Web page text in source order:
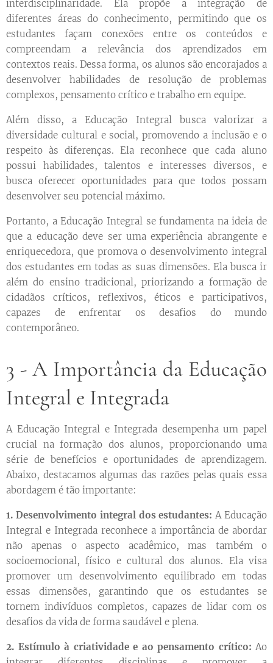
interdisciplinaridade. Ela propõe a integração de
diferentes áreas do conhecimento, permitindo que os
estudantes façam conexões entre os conteúdos e
compreendam a relevância dos aprendizados em
contextos reais. Dessa forma, os alunos são encorajados a
desenvolver habilidades de resolução de problemas
complexos, pensamento crítico e trabalho em equipe.
Além disso, a Educação Integral busca valorizar a
diversidade cultural e social, promovendo a inclusão e o
respeito às diferenças. Ela reconhece que cada aluno
possui habilidades, talentos e interesses diversos, e
busca oferecer oportunidades para que todos possam
desenvolver seu potencial máximo.
Portanto, a Educação Integral se fundamenta na ideia de
que a educação deve ser uma experiência abrangente e
enriquecedora, que promova o desenvolvimento integral
dos estudantes em todas as suas dimensões. Ela busca ir
além do ensino tradicional, priorizando a formação de
cidadãos críticos, reflexivos, éticos e participativos,
capazes de enfrentar os desafios do mundo
contemporâneo.
3 - A Importância da Educação
Integral e Integrada
A Educação Integral e Integrada desempenha um papel
crucial na formação dos alunos, proporcionando uma
série de benefícios e oportunidades de aprendizagem.
Abaixo, destacamos algumas das razões pelas quais essa
abordagem é tão importante:
1. Desenvolvimento integral dos estudantes: A Educação
Integral e Integrada reconhece a importância de abordar
não apenas o aspecto acadêmico, mas também o
socioemocional, físico e cultural dos alunos. Ela visa
promover um desenvolvimento equilibrado em todas
essas dimensões, garantindo que os estudantes se
tornem indivíduos completos, capazes de lidar com os
desafios da vida de forma saudável e plena.
2. Estímulo à criatividade e ao pensamento crítico: Ao